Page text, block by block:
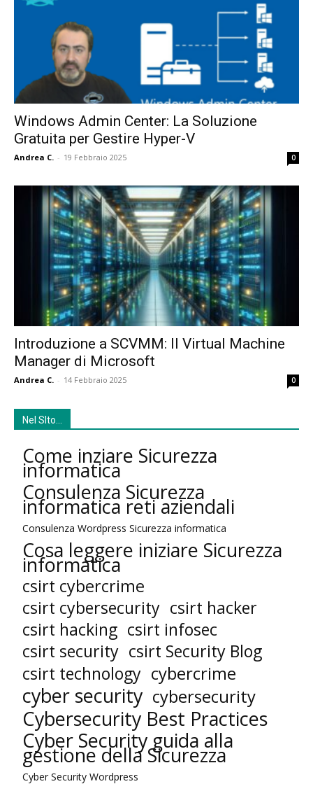
Windows Admin Center: La Soluzione
Gratuita per Gestire Hyper-V
Andrea C. - 19 Febbraio 2025 0
Introduzione a SCVMM: Il Virtual Machine
Manager di Microsoft
Andrea C. - 14 Febbraio 2025 0
Nel SIto…
Come inziare Sicurezza
informatica
Consulenza Sicurezza
informatica reti aziendali
Consulenza Wordpress Sicurezza informatica
Cosa leggere iniziare Sicurezza
informatica
csirt cybercrime
csirt cybersecurity csirt hacker
csirt hacking csirt infosec
csirt security csirt Security Blog
csirt technology cybercrime
cyber security cybersecurity
Cybersecurity Best Practices
Cyber Security guida alla
gestione della Sicurezza
Cyber Security Wordpress